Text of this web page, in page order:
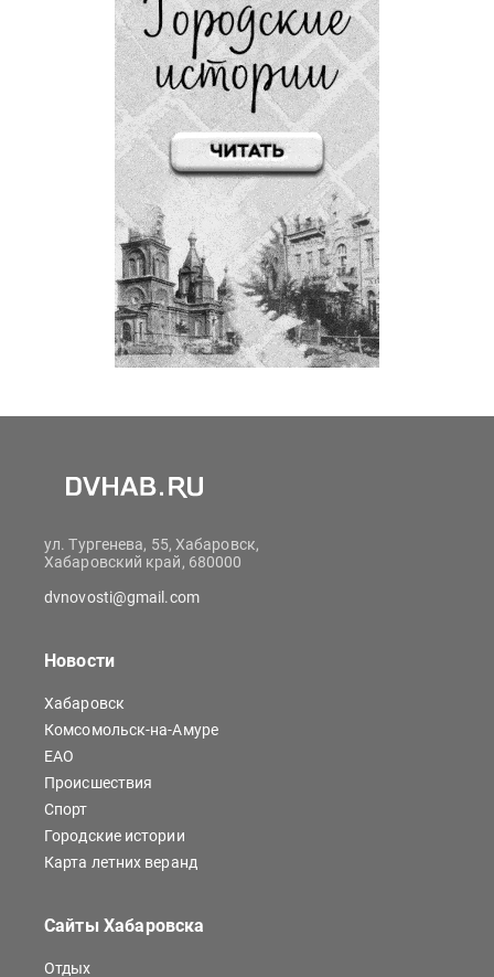
ул. Тургенева, 55, Хабаровск,
Хабаровский край, 680000
dvnovosti@gmail.com
Новости
Хабаровск
Комсомольск-на-Амуре
ЕАО
Происшествия
Спорт
Городские истории
Карта летних веранд
Сайты Хабаровска
Отдых